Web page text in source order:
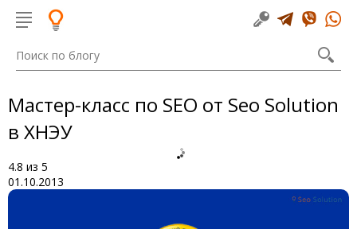
Мастер-класс по SEO от Seo Solution
в ХНЭУ
4.8 из 5
01.10.2013